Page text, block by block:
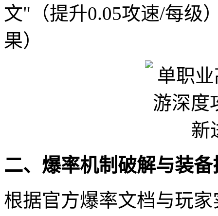
文"（提升0.05攻速/每级
果）
二、爆率机制破解与装
根据官方爆率文档与玩